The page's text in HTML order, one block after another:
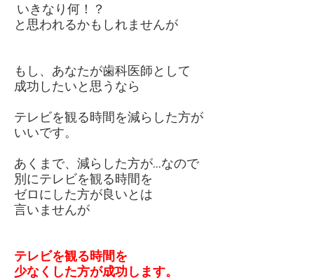
いきなり何！？
と思われるかもしれませんが
もし、あなたが歯科医師として
成功したいと思うなら
テレビを観る時間を減らした方が
いいです。
あくまで、減らした方が…なので
別にテレビを観る時間を
ゼロにした方が良いとは
言いませんが
テレビを観る時間を
少なくした方が成功します。